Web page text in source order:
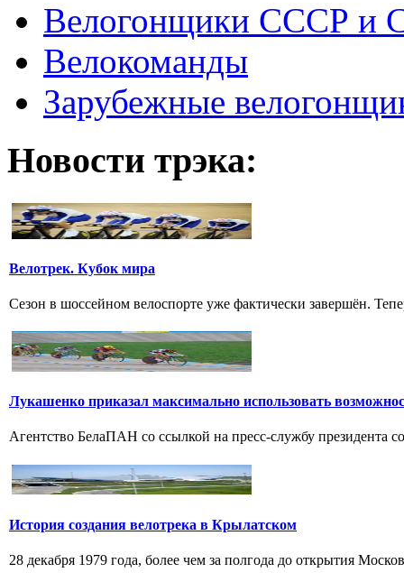
Велогонщики СССР и
Велокоманды
Зарубежные
Новости трэка:
Велотрек. Кубок мира
Сезон в шоссейном велоспорте уже фактически завершён.
Лукашенко приказал максимально использовать
Агентство БелаПАН со ссылкой на пресс-службу президента
История создания велотрека в Крылатском
28 декабря 1979 года, более чем за полгода до открытия